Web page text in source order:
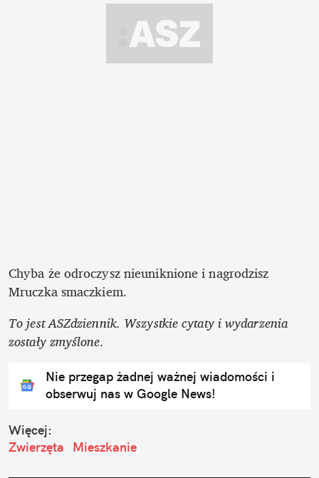
Chyba że odroczysz nieuniknione i nagrodzisz
Mruczka smaczkiem.
To jest ASZdziennik. Wszystkie cytaty i wydarzenia
zostały zmyślone.
Nie przegap żadnej ważnej wiadomości i
obserwuj nas w Google News!
Więcej:
Zwierzęta
Mieszkanie